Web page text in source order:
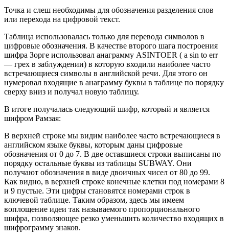
Точка и слеш необходимы для обозначения разделения слов
или перехода на цифровой текст.
Таблица использовалась только для перевода символов в
цифровые обозначения. В качестве второго шага построения
шифра Зорге использовал анаграмму ASINTOER ( a sin to err
— грех в заблуждении) в которую входили наиболее часто
встречающиеся символы в английской речи. Для этого он
нумеровал входящие в анаграмму буквы в таблице по порядку
сверху вниз и получал новую таблицу.
В итоге получалась следующий шифр, который и является
шифром Рамзая:
В верхней строке мы видим наиболее часто встречающиеся в
английском языке буквы, которым даны цифровые
обозначения от 0 до 7. В две оставшиеся строки выписаны по
порядку остальные буквы из таблицы SUBWAY. Они
получают обозначения в виде двоичных чисел от 80 до 99.
Как видно, в верхней строке конечные клетки под номерами 8
и 9 пустые. Эти цифры становятся номерами строк в
ключевой таблице. Таким образом, здесь мы имеем
воплощение идеи так называемого пропорционального
шифра, позволяющее резко уменьшить количество входящих в
шифрограмму знаков.